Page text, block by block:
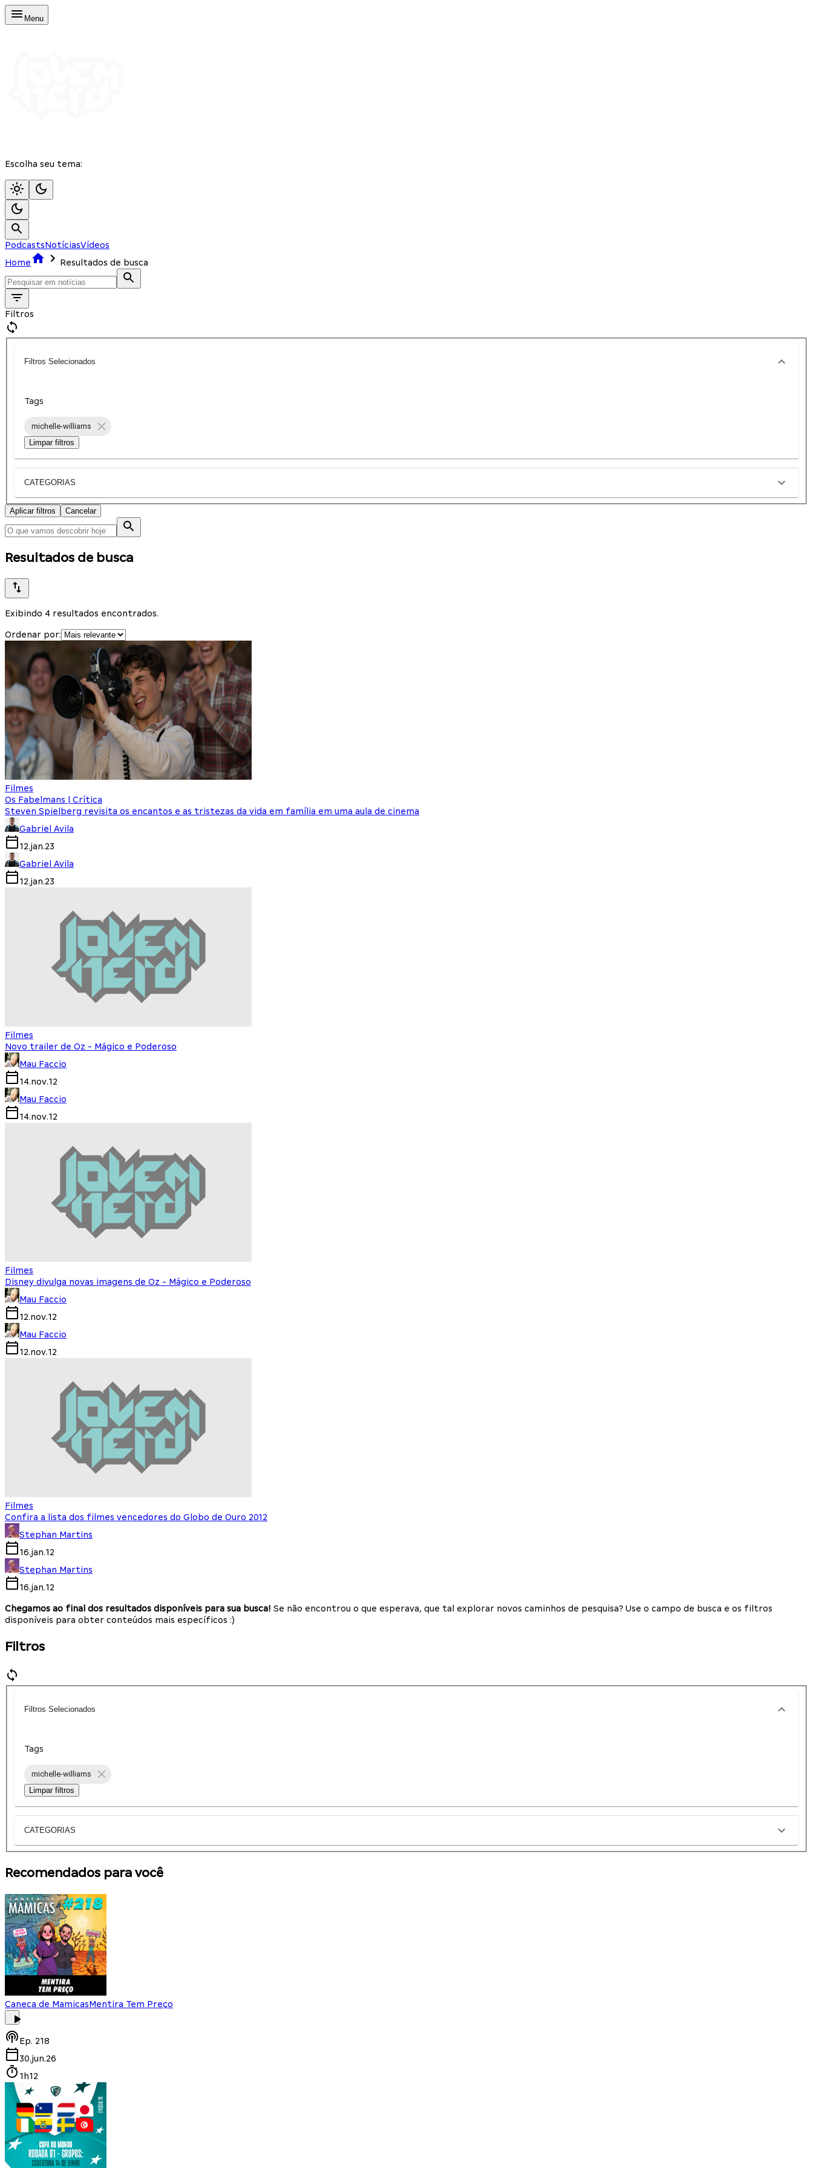
Menu
Escolha seu tema:
PodcastsNotíciasVídeos
Home
Resultados de busca
Filtros
Filtros Selecionados
Tags
michelle-williams
Limpar filtros
CATEGORIAS
Aplicar filtros Cancelar
Resultados de busca
Exibindo 4 resultados encontrados.
Ordenar por:
Filmes
Os Fabelmans | Crítica
Steven Spielberg revisita os encantos e as tristezas da vida em família em uma aula de cinema
Gabriel Avila
12.jan.23
Gabriel Avila
12.jan.23
Filmes
Novo trailer de Oz - Mágico e Poderoso
Mau Faccio
14.nov.12
Mau Faccio
14.nov.12
Filmes
Disney divulga novas imagens de Oz - Mágico e Poderoso
Mau Faccio
12.nov.12
Mau Faccio
12.nov.12
Filmes
Confira a lista dos filmes vencedores do Globo de Ouro 2012
Stephan Martins
16.jan.12
Stephan Martins
16.jan.12
Chegamos ao final dos resultados disponíveis para sua busca! Se não encontrou o que esperava, que tal explorar novos caminhos de pesquisa? Use o campo de busca e os filtros
disponíveis para obter conteúdos mais específicos :)
Filtros
Filtros Selecionados
Tags
michelle-williams
Limpar filtros
CATEGORIAS
Recomendados para você
Caneca de MamicasMentira Tem Preço
Ep. 218
30.jun.26
1h12